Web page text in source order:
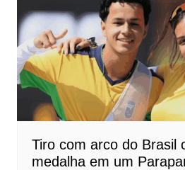
Tiro com arco do Brasil
medalha em um